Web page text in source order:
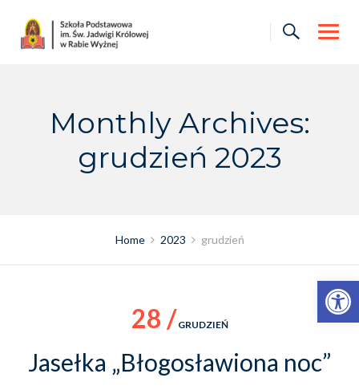
Otwórz pasek narzędzi
content
Monthly Archives:
grudzień 2023
Home 2023 grudzień
28 / GRUDZIEŃ
Jasełka „Błogosławiona noc”